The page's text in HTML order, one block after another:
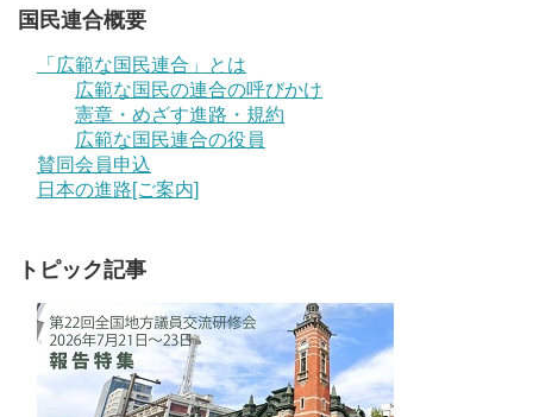
国民連合概要
「広範な国民連合」とは
広範な国民の連合の呼びかけ
憲章・めざす進路・規約
広範な国民連合の役員
賛同会員申込
日本の進路[ご案内]
トピック記事